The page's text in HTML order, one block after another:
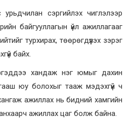
сэргийлэх чиглэлээр
байгууллагын үйл ажиллагааг
турхирах, төөрөгдүүлэх зэрэг
байх.
хандаж нэг юмыг дахин
юу болохыг тааж мэдэхгүй ч
ажиллах нь бидний хамгийн
ажиллах цаг болж байна.